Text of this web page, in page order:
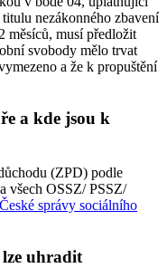
nezákonného zbavení
měsíců, musí předložit
svobody mělo trvat
a že k propuštění
a kde jsou k
(ZPD) podle
všech OSSZ/ PSSZ/
správy sociálního
uhradit